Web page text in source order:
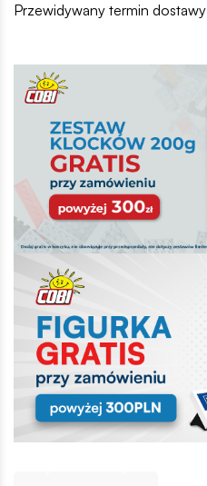
Przewidywany termin dostawy